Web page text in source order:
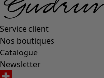
Service client
Nos boutiques
Catalogue
Newsletter